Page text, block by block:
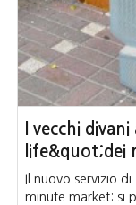
I vecchi
life&quot;dei
Il nuovo servizio
minute market: si